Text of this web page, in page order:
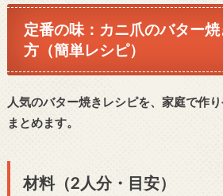
定番の味：カニ爪のバター
方（簡単レシピ）
人気のバター焼きレシピを、家庭で作
まとめます。
材料（2人分・目安）